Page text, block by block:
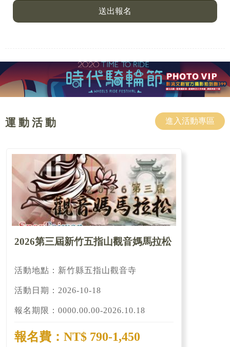
送出報名
運 動 活 動 進入活動專區
2026第三屆新竹五指山觀音媽馬拉松
活動地點：新竹縣五指山觀音寺
活動日期：2026-10-18
報名期限：0000.00.00-2026.10.18
報名費：NT$ 790-1,450